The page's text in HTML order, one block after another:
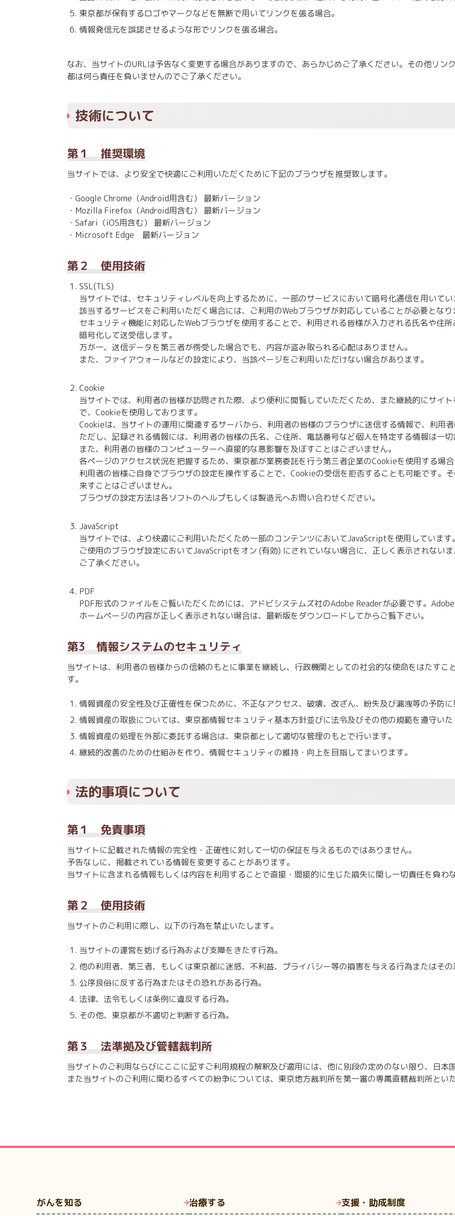
東京都が保有するロゴやマークなどを無断で用いてリンクを張る場合。
情報発信元を誤認させるような形でリンクを張る場合。
なお、当サイトのURLは予告なく変更する場合がありますので、あらかじめご了承ください。その他リン
都は何ら責任を負いませんのでご了承ください。
技術について
第１ 推奨環境
当サイトでは、より安全で快適にご利用いただくために下記のブラウザを推奨致します。
・Google Chrome（Android用含む） 最新バーション
・Mozilla Firefox（Android用含む） 最新バージョン
・Safari（iOS用含む） 最新バージョン
・Microsoft Edge 最新バージョン
第２ 使用技術
SSL(TLS)
当サイトでは、セキュリティレベルを向上するために、一部のサービスにおいて暗号化通信を用いて
該当するサービスをご利用いただく場合には、ご利用のWebブラウザが対応していることが必要となり
セキュリティ機能に対応したWebブラウザを使用することで、利用される皆様が入力される氏名や住
暗号化して送受信します。
万が一、送信データを第三者が傍受した場合でも、内容が盗み取られる心配はありません。
また、ファイアウォールなどの設定により、当該ページをご利用いただけない場合があります。
Cookie
当サイトでは、利用者の皆様が訪問された際、より便利に閲覧していただくため、また継続的にサイ
で、Cookieを使用しております。
Cookieは、当サイトの運用に関連するサーバから、利用者の皆様のブラウザに送信する情報で、利用
ただし、記録される情報には、利用者の皆様の氏名、ご住所、電話番号など個人を特定する情報は一
また、利用者の皆様のコンピューターへ直接的な悪影響を及ぼすことはございません。
各ページのアクセス状況を把握するため、東京都が業務委託を行う第三者企業のCookieを使用する場
利用者の皆様ご自身でブラウザの設定を操作することで、Cookieの受信を拒否することも可能です。
来すことはございません。
ブラウザの設定方法は各ソフトのヘルプもしくは製造元へお問い合わせください。
JavaScript
当サイトでは、より快適にご利用いただくため一部のコンテンツにおいてJavaScriptを使用しています
ご使用のブラウザ設定においてJavaScriptをオン (有効) にされていない場合に、正しく表示されない
ご了承ください。
PDF
PDF形式のファイルをご覧いただくためには、アドビシステムズ社のAdobe Readerが必要です。
ホームページの内容が正しく表示されない場合は、最新版をダウンロードしてからご覧下さい。
第3 情報システムのセキュリティ
当サイトは、利用者の皆様からの信頼のもとに事業を継続し、行政機関としての社会的な使命をはたすこ
す。
情報資産の安全性及び正確性を保つために、不正なアクセス、破壊、改ざん、紛失及び漏洩等の予防
情報資産の取扱については、東京都情報セキュリティ基本方針並びに法令及びその他の規範を遵守い
情報資産の処理を外部に委託する場合は、東京都として適切な管理のもとで行います。
継続的改善のための仕組みを作り、情報セキュリティの維持・向上を目指してまいります。
法的事項について
第１ 免責事項
当サイトに記載された情報の完全性・正確性に対して一切の保証を与えるものではありません。
予告なしに、掲載されている情報を変更することがあります。
当サイトに含まれる情報もしくは内容を利用することで直接・間接的に生じた損失に関し一切責任を負わ
第２ 使用技術
当サイトのご利用に際し、以下の行為を禁止いたします。
当サイトの運営を妨げる行為および支障をきたす行為。
他の利用者、第三者、もしくは東京都に迷惑、不利益、プライバシー等の損害を与える行為またはそ
公序良俗に反する行為またはその恐れがある行為。
法律、法令もしくは条例に違反する行為。
その他、東京都が不適切と判断する行為。
第３ 法準拠及び管轄裁判所
当サイトのご利用ならびにここに記すご利用規程の解釈及び適用には、他に別段の定めのない限り、日本
また当サイトのご利用に関わるすべての紛争については、東京地方裁判所を第一審の専属直轄裁判所とい
がんを知る 治療する 支援・助成制度